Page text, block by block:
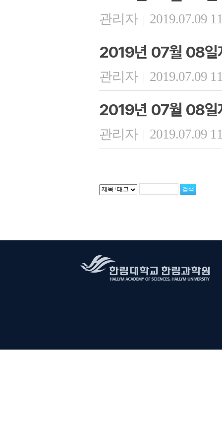
관리자 | 2019.07.09
2019년 07월 08일
관리자 | 2019.07.09
2019년 07월 08일
관리자 | 2019.07.09